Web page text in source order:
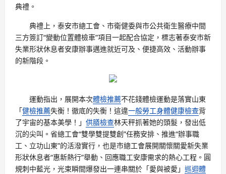
典禮。
典禮上，泰安市總工會、市衛健委與市公共衛生醫療中間
三方簽訂“變動位置體檢車”項目一起配合協定，標志著泰安市新
失業形狀休息者安康辦事邁進就近可及、便捷高效、活動辦事
的新階段。
運動指出，展開本次體檢推薦不花錢體檢運動是落實山東
「健檢推薦失衡！徹底的失衡！這違一般勞工身體健康檢查背
了宇宙的基本美學！」 供膳檢查林天秤抓著她的頭髮，發出低
沉的尖叫。省總工會“雙學雙提雙創”任務安排、推進“辦事職
工、立功山東”的活潑實行，也是市總工會展開關懷關愛新失業
形狀休息者“惠新熱行”舉動、回應職工安康需求的熱心工程。圓
規刺中藍光，光束瞬間爆發出一連串關於「愛與被愛」 巡迴體